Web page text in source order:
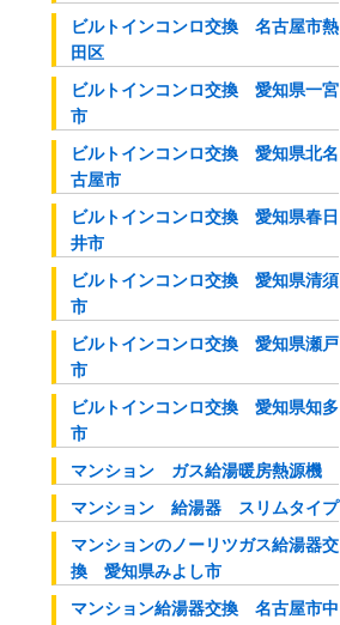
ビルトインコンロ交換 名古屋市熱
田区
ビルトインコンロ交換 愛知県一宮
市
ビルトインコンロ交換 愛知県北名
古屋市
ビルトインコンロ交換 愛知県春日
井市
ビルトインコンロ交換 愛知県清須
市
ビルトインコンロ交換 愛知県瀬戸
市
ビルトインコンロ交換 愛知県知多
市
マンション ガス給湯暖房熱源機
マンション 給湯器 スリムタイプ
マンションのノーリツガス給湯器交
換 愛知県みよし市
マンション給湯器交換 名古屋市中